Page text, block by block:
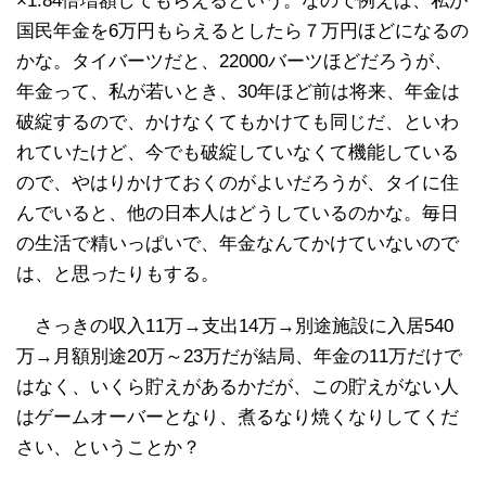
国民年金を6万円もらえるとしたら７万円ほどになるの
かな。タイバーツだと、22000バーツほどだろうが、
年金って、私が若いとき、30年ほど前は将来、年金は
破綻するので、かけなくてもかけても同じだ、といわ
れていたけど、今でも破綻していなくて機能している
ので、やはりかけておくのがよいだろうが、タイに住
んでいると、他の日本人はどうしているのかな。毎日
の生活で精いっぱいで、年金なんてかけていないので
は、と思ったりもする。
さっきの収入11万→支出14万→別途施設に入居540
万→月額別途20万～23万だが結局、年金の11万だけで
はなく、いくら貯えがあるかだが、この貯えがない人
はゲームオーバーとなり、煮るなり焼くなりしてくだ
さい、ということか？